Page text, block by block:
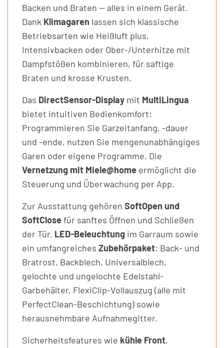
Backen und Braten — alles in einem Gerät.
Dank Klimagaren lassen sich klassische
Betriebsarten wie Heißluft plus,
Intensivbacken oder Ober-/Unterhitze mit
Dampfstößen kombinieren, für saftige
Braten und krosse Krusten.
Das DirectSensor-Display mit MultiLingua
bietet intuitiven Bedienkomfort:
Programmieren Sie Garzeitanfang, -dauer
und -ende, nutzen Sie mengenunabhängiges
Garen oder eigene Programme. Die
Vernetzung mit Miele@home ermöglicht die
Steuerung und Überwachung per App.
Zur Ausstattung gehören SoftOpen und
SoftClosefür sanftes Öffnen und Schließen
der Tür, LED-Beleuchtung im Garraum sowie
ein umfangreiches Zubehörpaket: Back- und
Bratrost, Backblech, Universalblech,
gelochte und ungelochte Edelstahl-
Garbehälter, FlexiClip-Vollauszug (alle mit
PerfectClean-Beschichtung) sowie
herausnehmbare Aufnahmegitter.
Sicherheitsfeatures wie kühle Front,